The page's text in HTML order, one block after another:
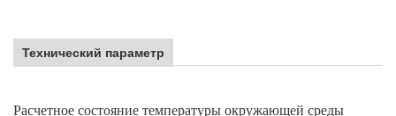
Технический параметр
Расчетное состояние температуры окружающей среды